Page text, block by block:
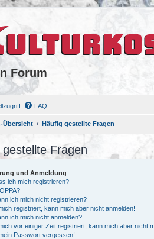
Forum
FAQ
Übersicht Häufig gestellte Fragen
gestellte Fragen
und Anmeldung
ich mich registrieren?
ich mich nicht registrieren?
registriert, kann mich aber nicht anmelden!
ich mich nicht anmelden?
vor einiger Zeit registriert, kann mich aber nicht
Passwort vergessen!